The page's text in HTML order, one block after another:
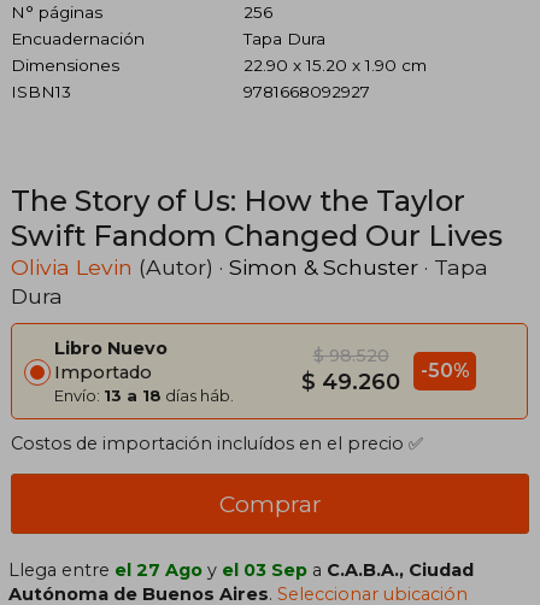
N° páginas
256
Encuadernación
Tapa Dura
Dimensiones
22.90 x 15.20 x 1.90 cm
ISBN13
9781668092927
The Story of Us: How the Taylor
Swift Fandom Changed Our Lives
Olivia Levin (Autor) · Simon & Schuster · Tapa
Dura
Libro Nuevo
Importado
Envío: 13 a 18 días háb.
$ 98.520
$ 49.260 -50%
Costos de importación incluídos en el precio ✅
Comprar
Llega entre el 27 Ago y el 03 Sep a C.A.B.A., Ciudad
Autónoma de Buenos Aires.Seleccionar ubicación